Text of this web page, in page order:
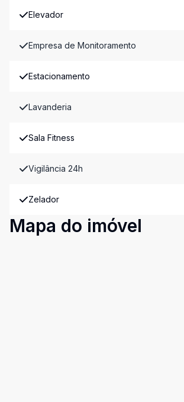
Elevador
Empresa de Monitoramento
Estacionamento
Lavanderia
Sala Fitness
Vigilância 24h
Zelador
Mapa do imóvel